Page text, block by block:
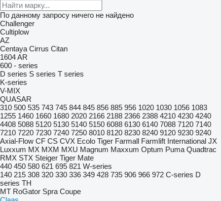
По данному запросу ничего не найдено
Challenger
Cultiplow
AZ
Centaya Cirrus Citan
1604AR
600 - series
D series S series T series
K-series
V-MIX
QUASAR
310 500 535 743 745 844 845 856 885 956 1020 1030 1056 1083
1255 1460 1660 1680 2020 2166 2188 2366 2388 4210 4230 4240
4408 5088 5120 5130 5140 5150 6088 6130 6140 7088 7120 7140
7210 7220 7230 7240 7250 8010 8120 8230 8240 9120 9230 9240
Axial-Flow CF CS CVX Ecolo Tiger Farmall Farmlift International JX
Luxxum MX MXM MXU Magnum Maxxum Optum Puma Quadtrac
RMX STX Steiger Tiger Mate
440 450 580 621 695 821 W-series
140 215 308 320 330 336 349 428 735 906 966 972 C-series D
series TH
MT RoGator Spra Coupe